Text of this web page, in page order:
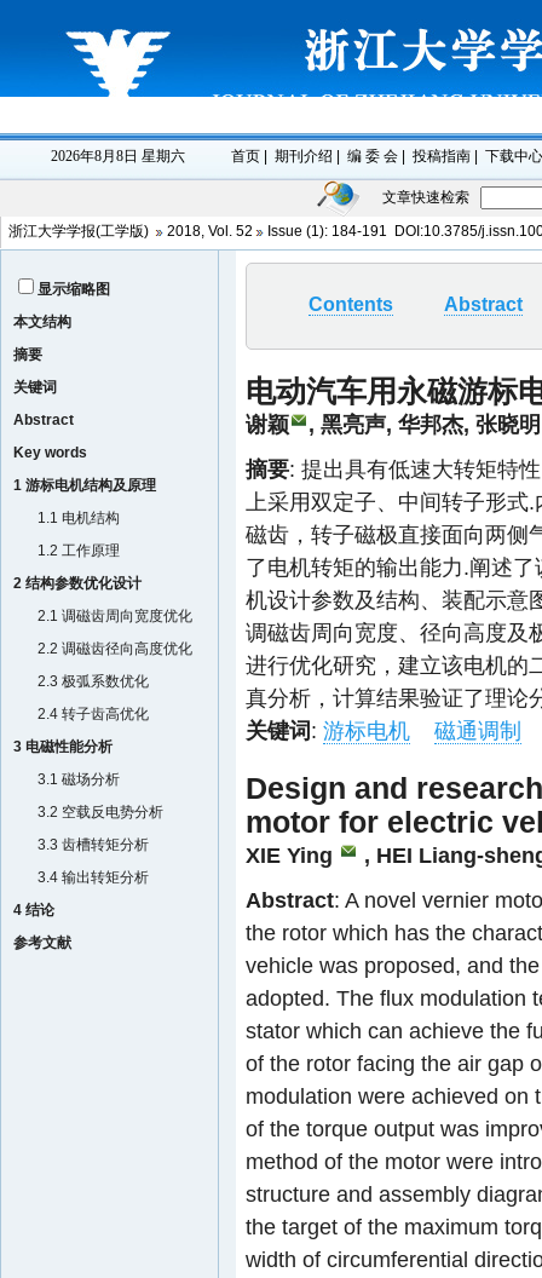
文章快速检索
浙江大学学报(工学版)
2018, Vol. 52 Issue (1): 184-191 DOI:10.3785/
显示缩略图
本文结构
摘要
关键词
Abstract
Key words
1 游标电机结构及原理
1.1 电机结构
1.2 工作原理
2 结构参数优化设计
2.1 调磁齿周向宽度优化
2.2 调磁齿径向高度优化
2.3 极弧系数优化
2.4 转子齿高优化
3 电磁性能分析
3.1 磁场分析
3.2 空载反电势分析
3.3 齿槽转矩分析
3.4 输出转矩分析
4 结论
参考文献
Contents Abstract
电动汽车用永磁游标
谢颖
, 黑亮声, 华邦杰, 张
摘要: 提出具有低速大转矩特
上采用双定子、中间转子形
磁齿，转子磁极直接面向两侧
了电机转矩的输出能力.阐述
机设计参数及结构、装配示意
调磁齿周向宽度、径向高度及
进行优化研究，建立该电机的
真分析，计算结果验证了理论
关键词: 游标电机 磁通调制
Design and
motor for electric
XIE Ying
, HEI Liang-
Abstract: A novel vernier
the rotor which has the
vehicle was proposed, and
adopted. The flux modulation
stator which can achieve the
of the rotor facing the air gap
modulation were achieved on
of the torque output was
method of the motor were
structure and assembly
the target of the maximum
width of circumferential